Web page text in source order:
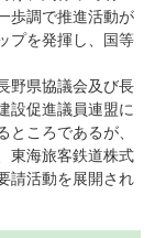
歩調で推進活動が
プを発揮し、国等
野県協議会及び長
設促進議員連盟に
ところであるが、
東海旅客鉄道株式
請活動を展開され